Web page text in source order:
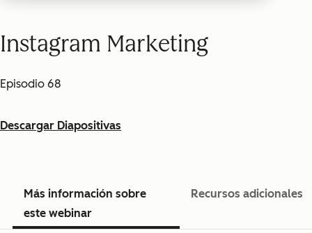
Instagram Marketing
Episodio 68
Descargar Diapositivas
Más información sobre
este webinar
Recursos adicionales